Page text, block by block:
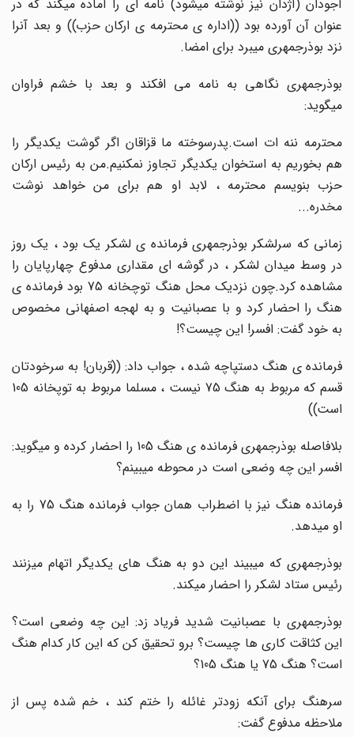
آجودان (آژدان نیز نوشته میشود) نامه ای را آماده میکند که در
عنوان آن آورده بود ((اداره ی محترمه ی ارکان حزب)) و بعد آنرا
نزد بوذرجمهری میبرد برای امضا.
بوذرجمهری نگاهی به نامه می افکند و بعد با خشم فراوان
میگوید:
محترمه ننه ات است.پدرسوخته ما قزاقان اگر گوشت یکدیگر را
هم بخوریم به استخوان یکدیگر تجاوز نمکنیم.من به رئیس ارکان
حزب بنویسم محترمه ، لابد او هم برای من خواهد نوشت
مخدره...
زمانی که سرلشکر بوذرجمهری فرمانده ی لشکر یک بود ، یک روز
در وسط میدان لشکر ، در گوشه ای مقداری مدفوع چهارپایان را
مشاهده کرد.چون نزدیک محل هنگ توچخانه 75 بود فرمانده ی
هنگ را احضار کرد و با عصبانیت و به لهجه اصفهانی مخصوص
به خود گفت: افسر! این چیست؟!
فرمانده ی هنگ دستپاچه شده ، جواب داد: ((قربان! به سرخودتان
قسم که مربوط به هنگ 75 نیست ، مسلما مربوط به توپخانه 105
است))
بلافاصله بوذرجمهری فرمانده ی هنگ 105 را احضار کرده و میگوید:
افسر این چه وضعی است در محوطه میبینم؟
فرمانده هنگ نیز با اضطراب همان جواب فرمانده هنگ 75 را به
او میدهد.
بوذرجمهری که میبیند این دو به هنگ های یکدیگر اتهام میزنند
رئیس ستاد لشکر را احضار میکند.
بوذرجمهری با عصبانیت شدید فریاد زد: این چه وضعی است؟
این کثاقت کاری ها چیست؟ برو تحقیق کن که این کار کدام هنگ
است؟ هنگ 75 یا هنگ 105؟
سرهنگ برای آنکه زودتر غائله را ختم کند ، خم شده پس از
ملاحظه مدفوع گفت: